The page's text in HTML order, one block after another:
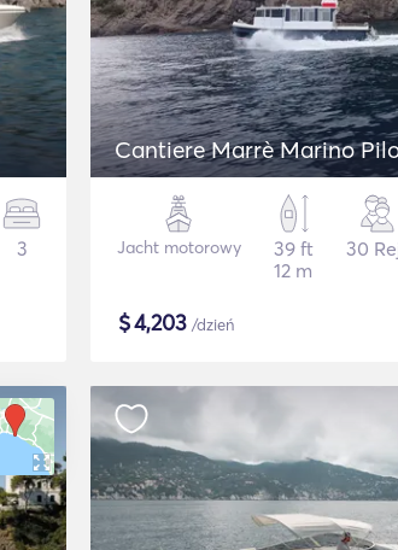
3
Cantiere Marrè Marino
Jacht motorowy
39 ft
12 m
30
$4,203 /dzień